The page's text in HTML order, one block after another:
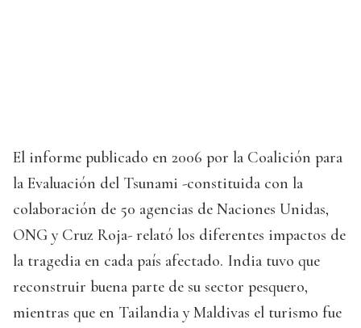
El informe publicado en 2006 por la Coalición para
la Evaluación del Tsunami -constituida con la
colaboración de 50 agencias de Naciones Unidas,
ONG y Cruz Roja- relató los diferentes impactos de
la tragedia en cada país afectado. India tuvo que
reconstruir buena parte de su sector pesquero,
mientras que en Tailandia y Maldivas el turismo fue